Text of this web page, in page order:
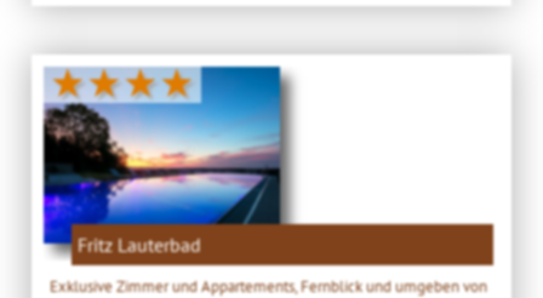
★★★★
Fritz Lauterbad
Exklusive Zimmer und Appartements, Fernblick und umgeben von